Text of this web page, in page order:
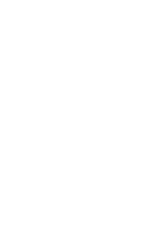
☎️ 0507773380
АГРОШИНА ☎️ 0507773380